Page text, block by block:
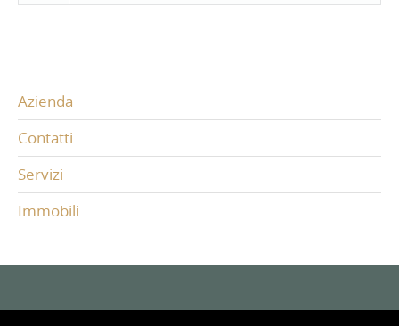
Azienda
Contatti
Servizi
Immobili